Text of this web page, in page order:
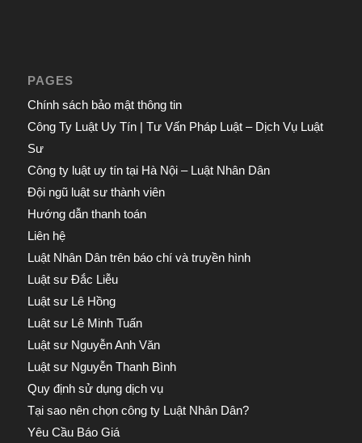
PAGES
Chính sách bảo mật thông tin
Công Ty Luật Uy Tín | Tư Vấn Pháp Luật – Dịch Vụ Luật
Sư
Công ty luật uy tín tại Hà Nội – Luật Nhân Dân
Đội ngũ luật sư thành viên
Hướng dẫn thanh toán
Liên hệ
Luật Nhân Dân trên báo chí và truyền hình
Luật sư Đắc Liễu
Luật sư Lê Hồng
Luật sư Lê Minh Tuấn
Luật sư Nguyễn Anh Văn
Luật sư Nguyễn Thanh Bình
Quy định sử dụng dịch vụ
Tại sao nên chọn công ty Luật Nhân Dân?
Yêu Cầu Báo Giá